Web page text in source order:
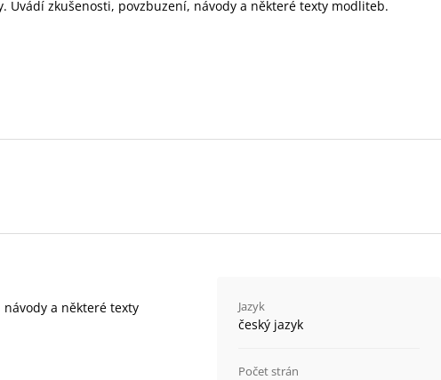
Uvádí zkušenosti, povzbuzení, návody a některé texty modliteb.
a některé texty
Jazyk
český jazyk
Počet strán